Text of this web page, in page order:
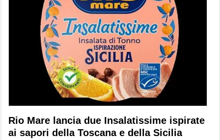
Rio Mare lancia due Insalatissime ispirate
ai sapori della Toscana e della Sicilia